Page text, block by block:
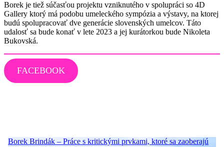
Borek je tiež súčasťou projektu vzniknutého v spolupráci so 4D
Gallery ktorý má podobu umeleckého sympózia a výstavy, na ktorej
budú spolupracovať dve generácie slovenských umelcov. Táto
udalosť sa bude konať v lete 2023 a jej kurátorkou bude Nikoleta
Bukovská.
FACEBOOK